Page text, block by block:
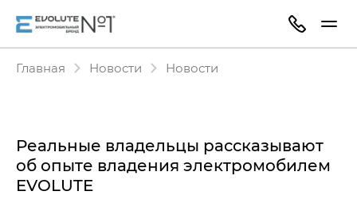
Главная Новости Новости
Реальные владельцы рассказывают
об опыте владения электромобилем
EVOLUTE